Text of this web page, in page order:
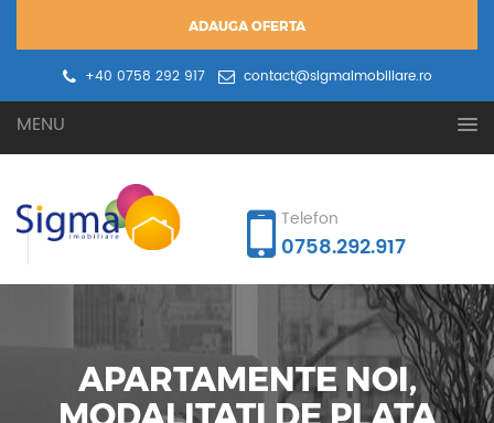
ADAUGA OFERTA
+40 0758 292 917
contact@sigmaimobiliare.ro
MENU
Telefon
0758.292.917
APARTAMENTE NOI,